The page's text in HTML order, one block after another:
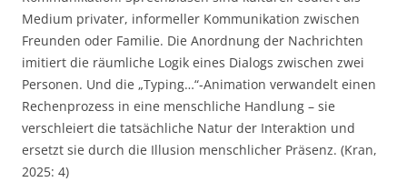
Medium privater, informeller Kommunikation zwischen
Freunden oder Familie. Die Anordnung der Nachrichten
imitiert die räumliche Logik eines Dialogs zwischen zwei
Personen. Und die „Typing…“-Animation verwandelt einen
Rechenprozess in eine menschliche Handlung – sie
verschleiert die tatsächliche Natur der Interaktion und
ersetzt sie durch die Illusion menschlicher Präsenz. (Kran,
2025: 4)